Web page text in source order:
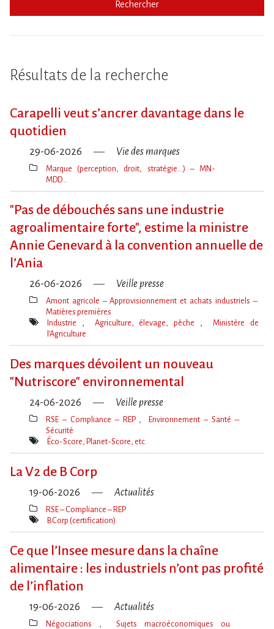
Rechercher
Résultats de la recherche
Carapelli veut s’ancrer davantage dans le
quotidien
29-06-2026 Vie des marques
Thèmes(s)
Marque (perception, droit, stratégie…) – MN-
MDD…
"Pas de débouchés sans une industrie
agroalimentaire forte", estime la ministre
Annie Genevard à la convention annuelle de
l​‌’Ania
26-06-2026 Veille presse
Thèmes(s)
Amont agricole – Approvisionnement et achats industriels –
Matières premières
Mot(s)-
Industrie Agriculture, élevage, pêche
Ministère de
l’Agriculture
Des marques dévoilent un nouveau
"Nutriscore" environnemental
24-06-2026 Veille presse
Thèmes(s)
RSE – Compliance – REP
Environnement – Santé –
Sécurité
Mot(s)-
Éco-Score, Planet-Score, etc.
La V2 de B Corp
19-06-2026 Actualités
Thèmes(s)
RSE – Compliance – REP
Mot(s)-
BCorp (certification)
Ce que l​‌’Insee mesure dans la chaîne
alimentaire : les industriels n​‌’ont pas profité
de l​‌’inflation
19-06-2026 Actualités
Négociations
Sujets macroéconomiques ou